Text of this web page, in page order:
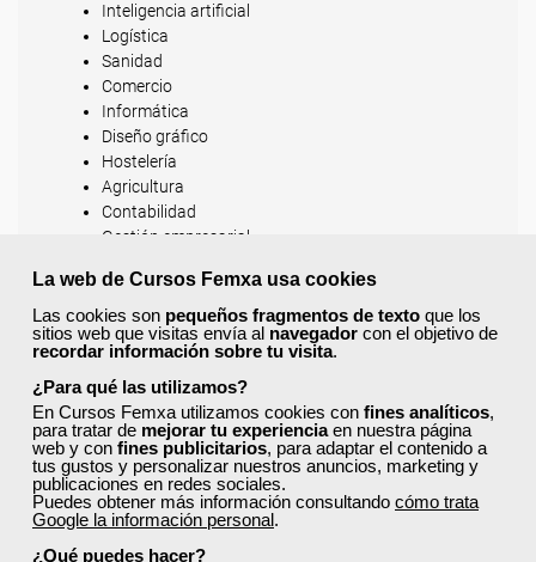
La web de Cursos Femxa usa cookies
Las cookies son pequeños fragmentos de texto que los
sitios web que visitas envía al navegador con el objetivo de
recordar información sobre tu visita.
¿Para qué las utilizamos?
En Cursos Femxa utilizamos cookies con fines analíticos,
para tratar de mejorar tu experienciaen nuestra página
web y con fines publicitarios, para adaptar el contenido a
tus gustos y personalizar nuestros anuncios, marketing y
publicaciones en redes sociales.
Puedes obtener más información consultando cómo trata
Google la información personal.
¿Qué puedes hacer?
Inteligencia artificial
Logística
Sanidad
Comercio
Informática
Diseño gráfico
Hostelería
Agricultura
Contabilidad
Gestión empresarial
Todos los programas están actualizados con
reales del mercado laboral.
Además, la modalidadonlinete permite estudiar a tu
ritmo, con flexibilidad horaria y acompañamiento
tutorial. Consulta todos los cursos disponibles y
descubre la formación que mejor se adapta a tus
objetivos profesionales.
¿Por qué realizar cursos
gratuitos online?